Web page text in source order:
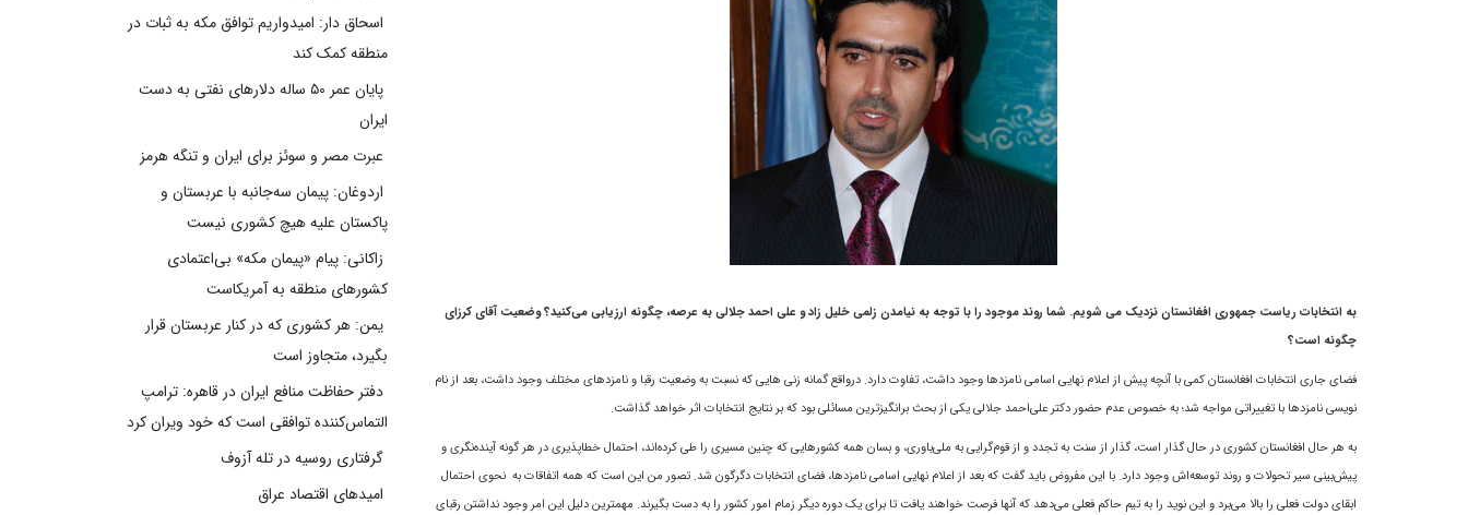
به انتخابات ریاست جمهوری افغانستان نزدیک می شویم. شما روند موجود را با توجه به نیامدن زلمی خلیل زاد و علی احمد جلالی به عرصه، چگونه ارزیابی می‌کنید؟ وضعیت آقای کرزای
چگونه است؟
فضای جاری انتخابات افغانستان کمی با آنچه پیش از اعلام نهایی اسامی نامزدها وجود داشت، تفاوت دارد. درواقع گمانه زنی هایی که نسبت به وضعيت رقبا و نامزدهای مختلف وجود داشت، بعد از نام
نویسی نامزدها با تغییراتی مواجه شد؛ به خصوص عدم حضور دکتر على‌احمد جلالی یکی از بحث برانگیزترین مسائلی بود که بر نتایج انتخابات اثر خواهد گذاشت.
به هر حال افغانستان کشوری در حال گذار است، گذار از سنت به تجدد و از قوم‌گرايى به ملى‌باورى، و بسان همه کشورهایی که چنين مسیرى را طی کرده‌اند، احتمال خطاپذیری در هر گونه آينده‌نگرى و
پيش‌بينى سير تحولات و روند توسعه‌اش وجود دارد. با اين مفروض بايد گفت که بعد از اعلام نهایی اسامی نامزدها، فضای انتخابات دگرگون شد. تصور من این است که همه اتفاقات به نحوى احتمال
ابقای دولت فعلی را بالا مى‌برد و این نوید را به تيم حاکم فعلى می‌دهد که آنها فرصت خواهند يافت تا برای یک دوره دیگر زمام امور کشور را به دست بگیرند. مهمترين دلیل اين امر وجود نداشتن رقبای
اسحاق دار: امیدواریم توافق مکه به ثبات در
منطقه کمک کند
پایان عمر ۵۰ ساله دلارهای نفتی به دست
ایران
عبرت مصر و سوئز برای ایران و تنگه هرمز
اردوغان: پیمان سه‌جانبه با عربستان و
پاکستان علیه هیچ کشوری نیست
زاکانی: پیام «پیمان مکه» بی‌اعتمادی
کشورهای منطقه به آمریکاست
یمن: هر کشوری که در کنار عربستان قرار
بگیرد، متجاوز است
دفتر حفاظت منافع ایران در قاهره: ترامپ
التماس‌کننده توافقی است که خود ویران کرد
گرفتاری روسیه در تله آزوف
امیدهای اقتصاد عراق